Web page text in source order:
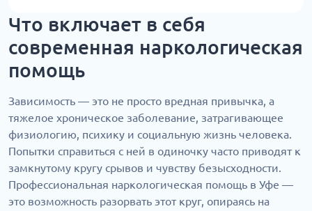
Что включает в себя
современная наркологическая
помощь
Зависимость — это не просто вредная привычка, а
тяжелое хроническое заболевание, затрагивающее
физиологию, психику и социальную жизнь человека.
Попытки справиться с ней в одиночку часто приводят к
замкнутому кругу срывов и чувству безысходности.
Профессиональная наркологическая помощь в Уфе —
это возможность разорвать этот круг, опираясь на